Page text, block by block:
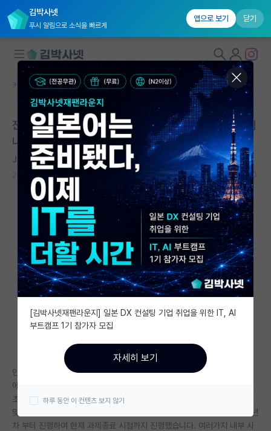
김박사넷
푸시 알림으로 소식을 빠르게
앱으로 보기 닫기
대학원생 모집
국내대학원 정보
연구실&오픈랩
커뮤니티
커뮤니티 홈
전체글보기
베스트 게시판
IF 명예의전당
자유 게시판(아무개랩)
미국 유학 게시판
미국 대학원 합격 후기 게시판
대학원생 모집 게시판
연구실(PI) 홍보 게시판
커뮤니티 홈 자유 게시판(아무개랩)
전력전자분야 대학원 진학관련 선배님들의 조언 부탁드립
니다.
Jan van Eyck
2019.08.27 13830
안녕하세요 저는 지방국립대 제어과(지거국x)를 졸업하고 자동차 전장분야
에서 펌웨어 개발자로 근무중인 27살 초보 개발자 입니다. 제가 입사하고
초창기 obc 3개월 정도 개발 참여 하였고 그 이후 지금까지 차량용 인버터
및 고전압 전기차히터를 개발하고있습니다. 또한 3년기간의 국책과제를 2년
차 부터 진행하여 현재 과제종료 시점까지 진행했습니다. 여러가지 내부 사
[김박사넷재팬라운지] 일본 DX 컨설팅 기업 취업을 위한 IT, AI
부트캠프 1기 참가자 모집
자세히 보기
하루 동안 이 컨텐츠 보지 않기